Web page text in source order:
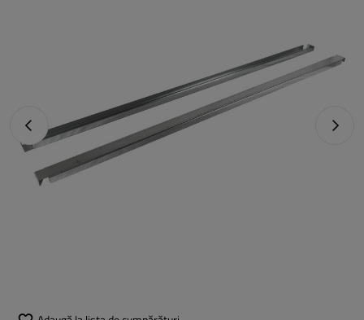
Fotografia anterioară